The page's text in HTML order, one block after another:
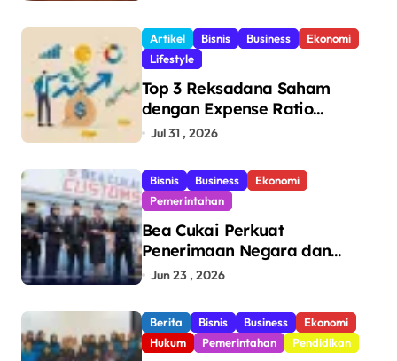
Makassar
Artikel Bisnis Business
Ekonomi
Lifestyle
Top 3 Reksadana Saham
dengan Expense Ratio
Terendah
Jul 31 , 2026
Bisnis Business
Ekonomi
Pemerintahan
Bea Cukai Perkuat
Penerimaan Negara dan
Pengawasan, Setor Rp123,8
Jun 23 , 2026
Berita Bisnis Business
Ekonomi
Hukum
Pemerintahan Pendidikan